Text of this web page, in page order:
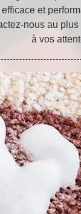
et
nous au
à vos